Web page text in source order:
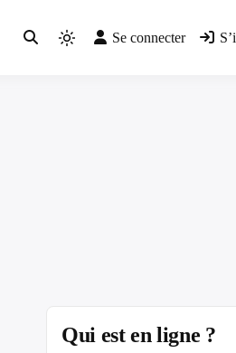
Light
Se connecter
Qui est en ligne ?